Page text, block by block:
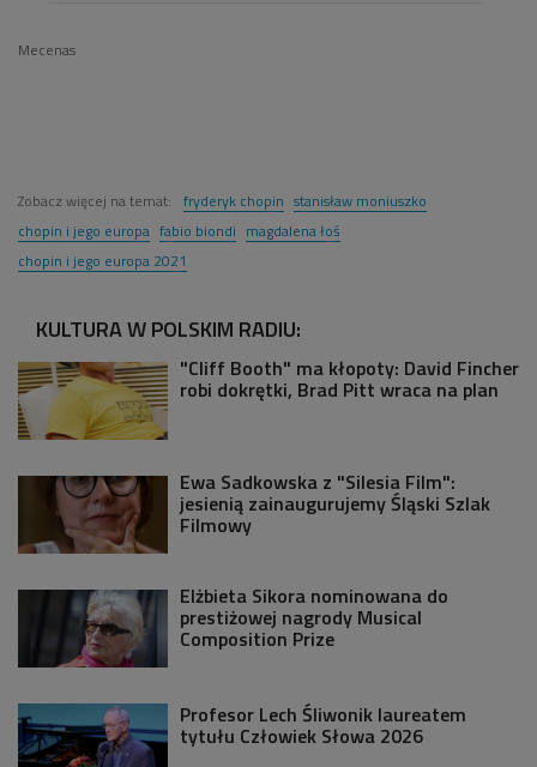
Mecenas
Zobacz więcej na temat: fryderyk chopin stanisław moniuszko
chopin i jego europa fabio biondi magdalena łoś
chopin i jego europa 2021
KULTURA W POLSKIM RADIU:
"Cliff Booth" ma kłopoty: David Fincher
robi dokrętki, Brad Pitt wraca na plan
Ewa Sadkowska z "Silesia Film":
jesienią zainaugurujemy Śląski Szlak
Filmowy
Elżbieta Sikora nominowana do
prestiżowej nagrody Musical
Composition Prize
Profesor Lech Śliwonik laureatem
tytułu Człowiek Słowa 2026